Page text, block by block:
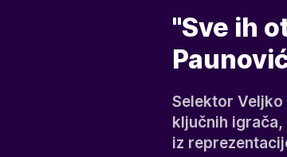
"Sve ih
Selektor
ključnih igrača,
iz